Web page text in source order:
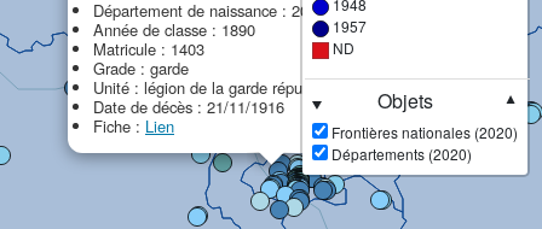
Département de naissance : 20 - 2B - Haute-Corse
Année de classe : 1890
Matricule : 1403
Grade : garde
Unité : légion de la garde républicaine (LGR)
Date de décès : 21/11/1916
Fiche : Lien
1948
1957
ND
Objets
▼
Frontières nationales (2020)
Départements (2020)